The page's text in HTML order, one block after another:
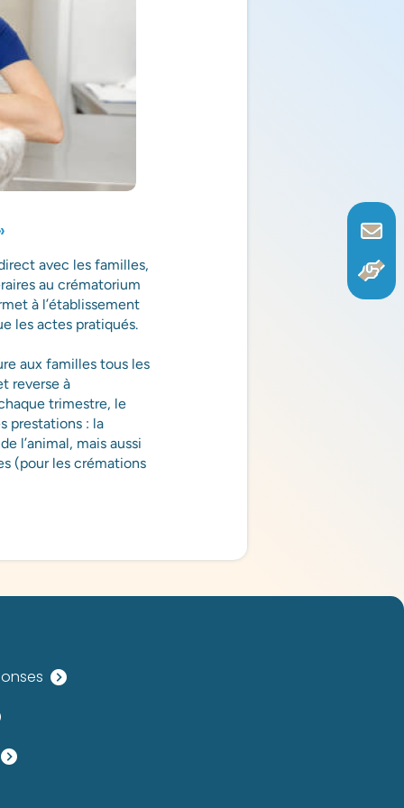
avec les familles,
au crématorium
à l’établissement
les actes pratiqués.
aux familles tous les
reverse à
trimestre, le
prestations : la
l’animal, mais aussi
(pour les crémations